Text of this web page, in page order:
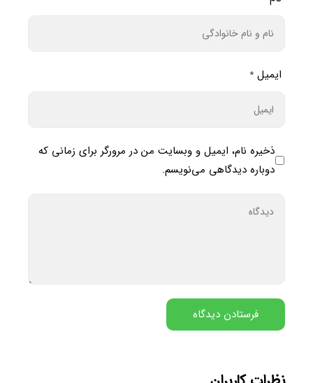
ایمیل *
ذخیره نام، ایمیل و وبسایت من در مرورگر برای زمانی که
دوباره دیدگاهی می‌نویسم.